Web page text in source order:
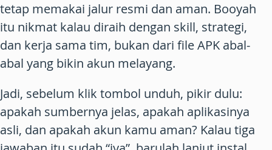
tetap memakai jalur resmi dan aman. Booyah
itu nikmat kalau diraih dengan skill, strategi,
dan kerja sama tim, bukan dari file APK abal-
abal yang bikin akun melayang.
Jadi, sebelum klik tombol unduh, pikir dulu:
apakah sumbernya jelas, apakah aplikasinya
asli, dan apakah akun kamu aman? Kalau tiga